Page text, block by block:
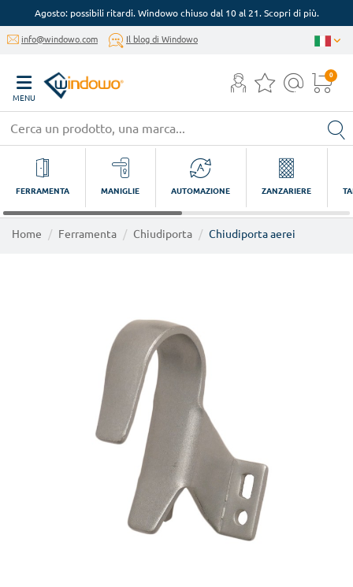
Agosto: possibili ritardi. Windowo chiuso dal 10 al 21. Scopri di più.
info@windowo.com Il blog di Windowo
MENU
0
FERRAMENTA MANIGLIE AUTOMAZIONE ZANZARIERE
Home Ferramenta Chiudiporta Chiudiporta aerei